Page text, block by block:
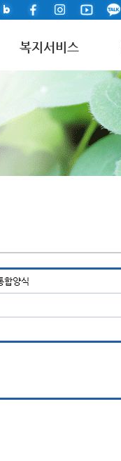
복지서비스
합양식